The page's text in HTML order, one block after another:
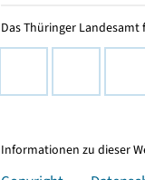
Das Thüringer
Informationen zu dieser